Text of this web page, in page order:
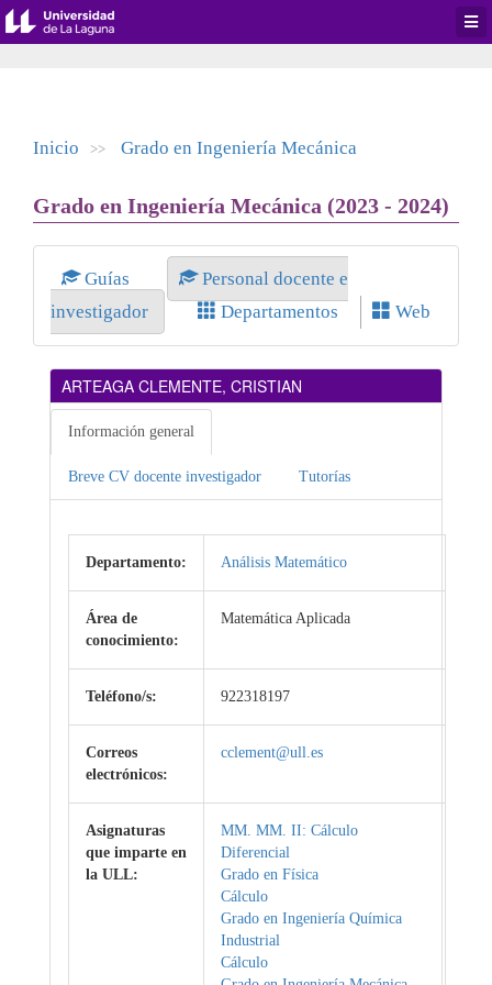
Inicio >> Grado en Ingeniería Mecánica
Grado en Ingeniería Mecánica (2023 - 2024)
Guías
Personal docente e
investigador
Departamentos Web
ARTEAGA CLEMENTE, CRISTIAN
Información general
Breve CV docente investigador Tutorías
Departamento: Análisis Matemático
Área de
conocimiento:
Matemática Aplicada
Teléfono/s: 922318197
Correos
electrónicos:
cclement@ull.es
Asignaturas
que imparte en
la ULL:
MM. MM. II: Cálculo
Diferencial
Grado en Física
Cálculo
Grado en Ingeniería Química
Industrial
Cálculo